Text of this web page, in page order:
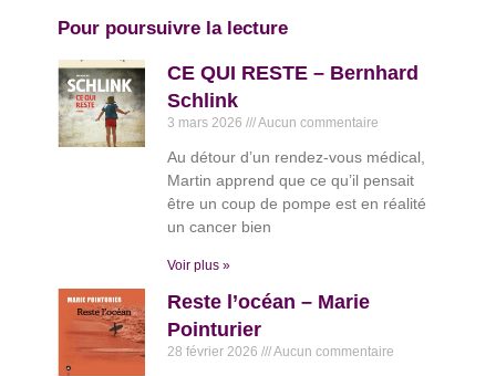
Pour poursuivre la lecture
CE QUI RESTE – Bernhard
Schlink
3 mars 2026 Aucun commentaire
Au détour d’un rendez-vous médical,
Martin apprend que ce qu’il pensait
être un coup de pompe est en réalité
un cancer bien
Voir plus »
Reste l’océan – Marie
Pointurier
28 février 2026 Aucun commentaire